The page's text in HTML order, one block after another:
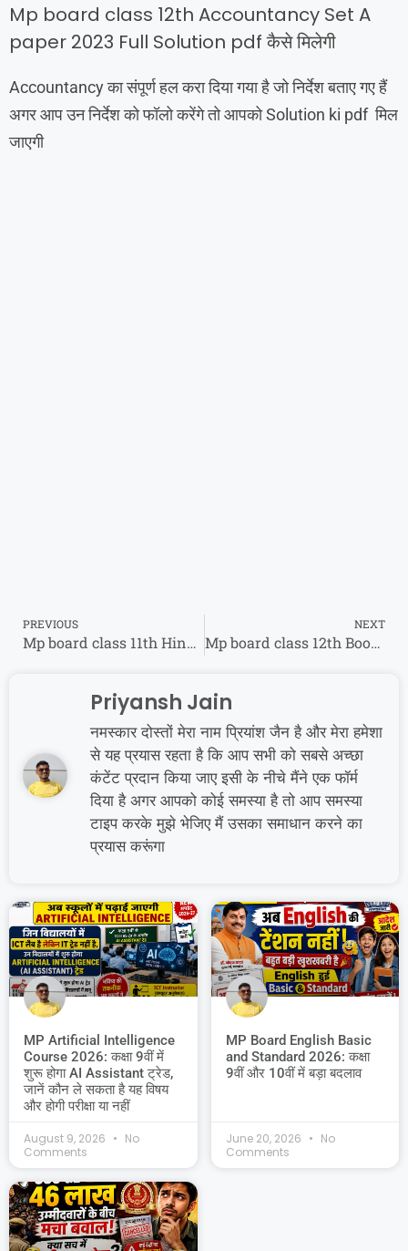
Mp board class 12th Accountancy Set A
paper 2023 Full Solution pdf कैसे मिलेगी
Accountancy का संपूर्ण हल करा दिया गया है जो निर्देश बताए गए हैं
अगर आप उन निर्देश को फॉलो करेंगे तो आपको Solution ki pdf मिल
जाएगी
PREVIOUS
Mp board class 11th Hindi Set A paper 2023 | कक्षा 11th हिंदी Set a Board paper
NEXT
Mp board class 12th Book Keeping and Accountancy Set A paper 2023 | कक्षा 12 लेखाशास्त्र Board paper
Priyansh Jain
नमस्कार दोस्तों मेरा नाम प्रियांश जैन है और मेरा हमेशा
से यह प्रयास रहता है कि आप सभी को सबसे अच्छा
कंटेंट प्रदान किया जाए इसी के नीचे मैंने एक फॉर्म
दिया है अगर आपको कोई समस्या है तो आप समस्या
टाइप करके मुझे भेजिए मैं उसका समाधान करने का
प्रयास करूंगा
MP Artificial Intelligence
Course 2026: कक्षा 9वीं में
शुरू होगा AI Assistant ट्रेड,
जानें कौन ले सकता है यह विषय
और होगी परीक्षा या नहीं
August 9, 2026
No
Comments
MP Board English Basic
and Standard 2026: कक्षा
9वीं और 10वीं में बड़ा बदलाव
June 20, 2026
No
Comments